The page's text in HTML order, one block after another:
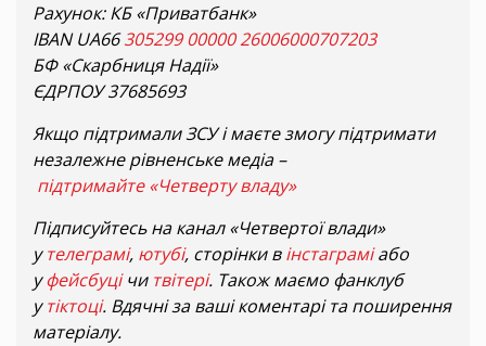
Рахунок: КБ «Приватбанк»
IBAN UA66305299 00000 26006000707203
БФ «Скарбниця Надії»
ЄДРПОУ 37685693
Якщо підтримали ЗСУ і маєте змогу підтримати
незалежне рівненське медіа –
підтримайте «Четверту владу»
Підписуйтесь на канал «Четвертої влади»
утелеграмі, ютубі, сторінки вінстаграміабо
уфейсбуцічи твітері. Також маємо фанклуб
утіктоці. Вдячні за ваші коментарі та поширення
матеріалу.